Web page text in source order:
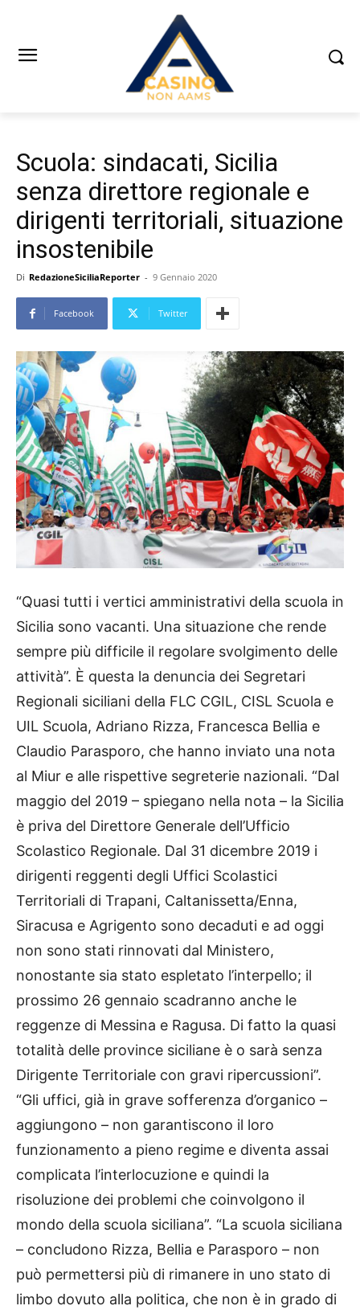
Scuola: sindacati, Sicilia
senza direttore regionale e
dirigenti territoriali, situazione
insostenibile
Di RedazioneSiciliaReporter - 9 Gennaio 2020
Facebook Twitter
“Quasi tutti i vertici amministrativi della scuola in
Sicilia sono vacanti. Una situazione che rende
sempre più difficile il regolare svolgimento delle
attività”. È questa la denuncia dei Segretari
Regionali siciliani della FLC CGIL, CISL Scuola e
UIL Scuola, Adriano Rizza, Francesca Bellia e
Claudio Parasporo, che hanno inviato una nota
al Miur e alle rispettive segreterie nazionali. “Dal
maggio del 2019 – spiegano nella nota – la Sicilia
è priva del Direttore Generale dell’Ufficio
Scolastico Regionale. Dal 31 dicembre 2019 i
dirigenti reggenti degli Uffici Scolastici
Territoriali di Trapani, Caltanissetta/Enna,
Siracusa e Agrigento sono decaduti e ad oggi
non sono stati rinnovati dal Ministero,
nonostante sia stato espletato l’interpello; il
prossimo 26 gennaio scadranno anche le
reggenze di Messina e Ragusa. Di fatto la quasi
totalità delle province siciliane è o sarà senza
Dirigente Territoriale con gravi ripercussioni”.
“Gli uffici, già in grave sofferenza d’organico –
aggiungono – non garantiscono il loro
funzionamento a pieno regime e diventa assai
complicata l’interlocuzione e quindi la
risoluzione dei problemi che coinvolgono il
mondo della scuola siciliana”. “La scuola siciliana
– concludono Rizza, Bellia e Parasporo – non
può permettersi più di rimanere in uno stato di
limbo dovuto alla politica, che non è in grado di